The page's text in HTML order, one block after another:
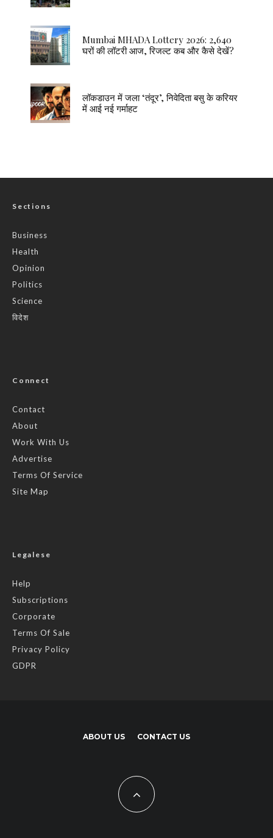
Mumbai MHADA Lottery 2026: 2,640
घरों की लॉटरी आज, रिजल्ट कब और कैसे देखें?
लॉकडाउन में जला ‘तंदूर’, निवेदिता बसु के करियर
में आई नई गर्माहट
Sections
Business
Health
Opinion
Politics
Science
विदेश
Connect
Contact
About
Work With Us
Advertise
Terms Of Service
Site Map
Legalese
Help
Subscriptions
Corporate
Terms Of Sale
Privacy Policy
GDPR
ABOUT US CONTACT US